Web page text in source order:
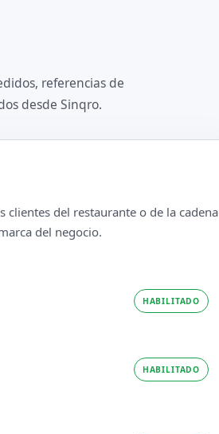
referencias de
desde Sinqro.
del restaurante o de la cadena
del negocio.
HABILITADO
HABILITADO